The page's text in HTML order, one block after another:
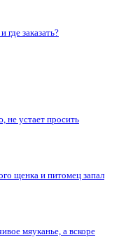
заказать?
не устает просить
щенка и питомец запал
мяуканье, а вскоре